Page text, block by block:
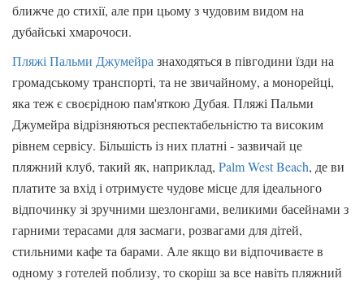
ближче до стихії, але при цьому з чудовим видом на
дубайські хмарочоси.
Пляжі Пальми Джумейра знаходяться в півгодини їзди на
громадському транспорті, та не звичайному, а монорейці,
яка теж є своєрідною пам'яткою Дубая. Пляжі Пальми
Джумейра відрізняються респектабельністю та високим
рівнем сервісу. Більшість із них платні - зазвичай це
пляжний клуб, такий як, наприклад, Palm West Beach, де ви
платите за вхід і отримуєте чудове місце для ідеального
відпочинку зі зручними шезлонгами, великими басейнами з
гарними терасами для засмаги, розвагами для дітей,
стильними кафе та барами. Але якщо ви відпочиваєте в
одному з готелей поблизу, то скоріш за все навіть пляжний